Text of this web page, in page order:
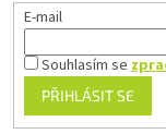
E-mail
Souhlasím se
PŘIHLÁSIT SE